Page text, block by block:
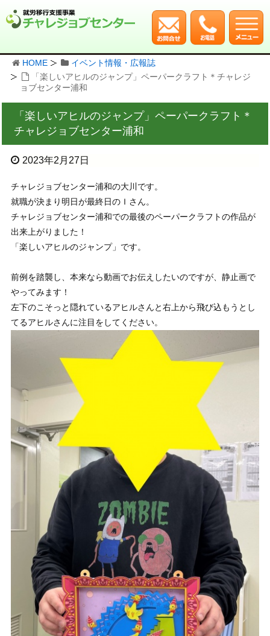
HOME
イベント情報・広報誌
「楽しいアヒルのジャンプ」ペーパークラフト＊チャレジ
ョブセンター浦和
「楽しいアヒルのジャンプ」ペーパークラフト＊
チャレジョブセンター浦和
2023年2月27日
チャレジョブセンター浦和の大川です。
就職が決まり明日が最終日のＩさん。
チャレジョブセンター浦和での最後のペーパークラフトの作品が
出来上がりました！
「楽しいアヒルのジャンプ」です。
前例を踏襲し、本来なら動画でお伝えしたいのですが、静止画で
やってみます！
左下のこそっと隠れているアヒルさんと右上から飛び込もうとし
てるアヒルさんに注目をしてください。